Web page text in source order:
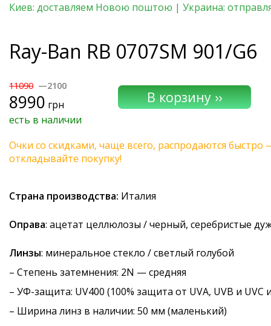
Киев: доставляем Новою поштою | Украина:
Ray-Ban RB 0707SM 901/G6
11090 —2100
8990 грн
есть в наличии
Очки со скидками, чаще всего, распродаются быстро
откладывайте покупку!
Страна производства: Италия
Оправа: ацетат целлюлозы / черный, серебристые
Линзы: минеральное стекло / светлый голубой
– Степень затемнения: 2N — средняя
– УФ-защита: UV400 (100% защита от UVA, UVB и UVC
– Ширина линз в наличии: 50 мм (маленький)